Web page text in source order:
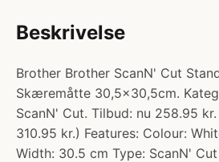
Beskrivelse
Brother Brother ScanN' Cut
Skæremåtte 30,5x30,5cm.
ScanN' Cut. Tilbud: nu 258.95
310.95 kr.) Features: Colour:
Width: 30.5 cm Type: ScanN'